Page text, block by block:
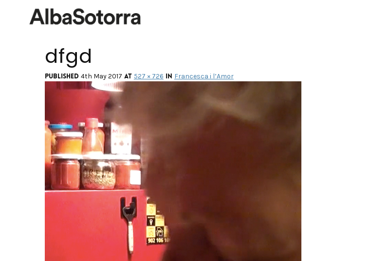
dfgd
Published 4th May 2017 at 527 × 726 in Francesca i l’Amor